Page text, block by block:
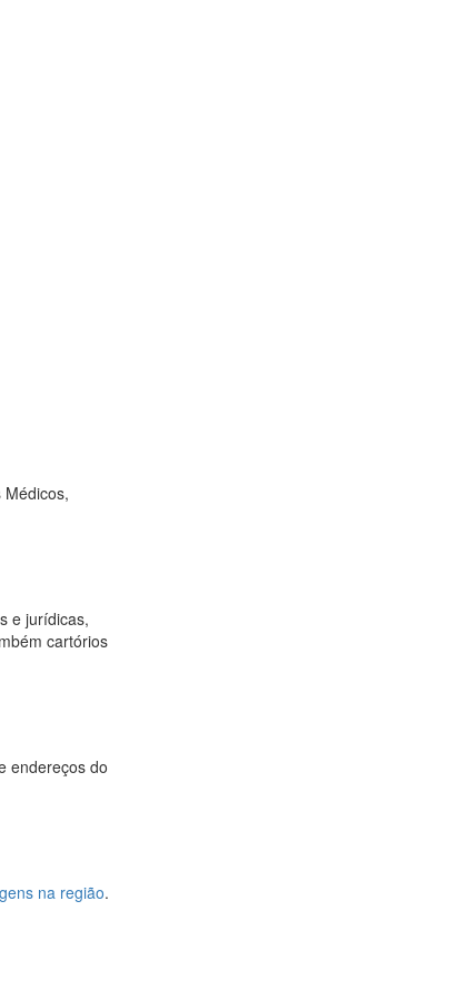
Médicos,
e jurídicas,
cartórios
endereços do
na região.